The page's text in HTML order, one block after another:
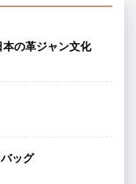
の革ジャン文化
ッグ